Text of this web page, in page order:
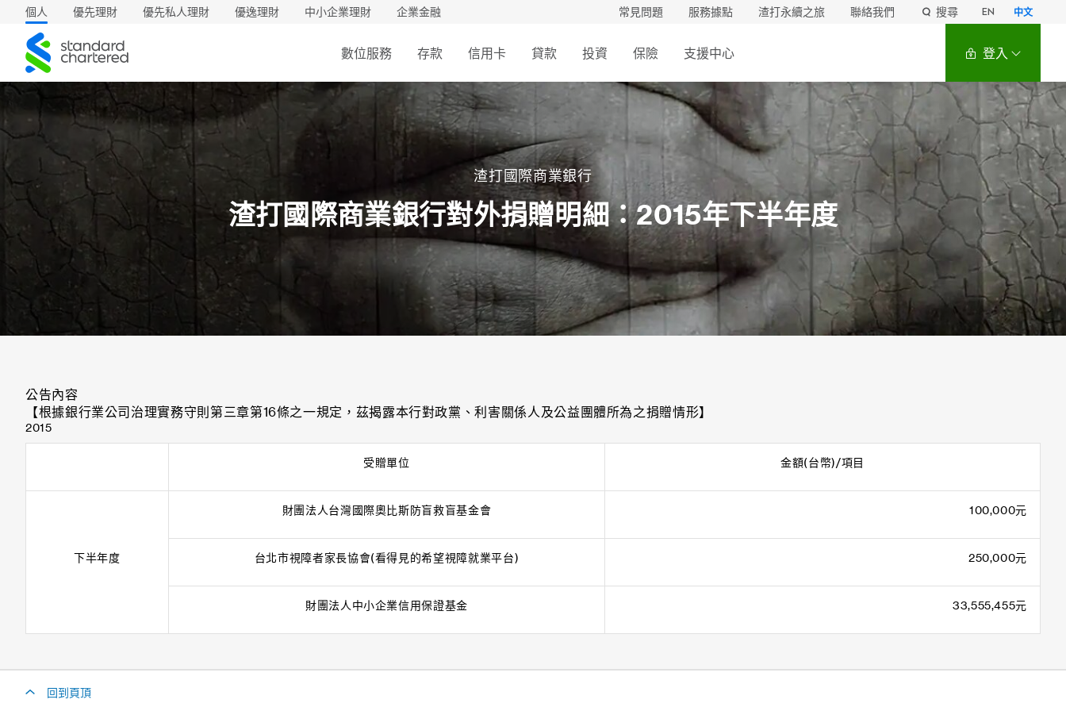
個人 優先理財 優先私人理財 優逸理財 中小企業理財 企業金融 常見問題 服務據點 渣打永續之旅 聯絡我們 搜尋 EN 中文
渣
打
數位服務 存款 信用卡 貸款 投資 保險 支援中心 登入
渣打國際商業銀行
渣打國際商業銀行對外捐贈明細：2015年下半年度
公告內容
【根據銀行業公司治理實務守則第三章第16條之一規定，茲揭露本行對政黨、利害關係人及公益團體所為之捐贈情形】
2015
受贈單位 金額(台幣)/項目
下半年度
財團法人台灣國際奧比斯防盲救盲基金會 100,000元
台北市視障者家長協會(看得見的希望視障就業平台) 250,000元
財團法人中小企業信用保證基金 33,555,455元
回到頁頂